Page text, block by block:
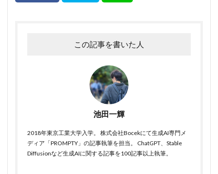
この記事を書いた人
池田一輝
2018年東京工業大学入学。 株式会社Bocekにて生成AI専門メ
ディア「PROMPTY」の記事執筆を担当。 ChatGPT、Stable
Diffusionなど生成AIに関する記事を100記事以上執筆。